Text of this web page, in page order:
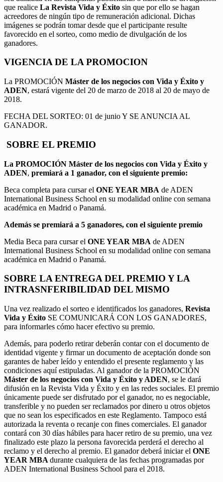
que realice La Revista Vida y Éxito sin que por ello se hagan
acreedores de ningún tipo de remuneración adicional. Dichas
imágenes se podrán tomar desde que el participante resulte
favorecido en el sorteo, como medio de divulgación de los
ganadores.
VIGENCIA DE LA PROMOCION
La PROMOCIÓN Máster de los negocios con Vida y Éxito y
ADEN, estará vigente del 20 de marzo de 2018 al 20 de mayo de
2018.
FECHA DEL SORTEO: 01 de junio Y SE ANUNCIA AL
GANADOR.
SOBRE EL PREMIO
La PROMOCIÓN Máster de los negocios con Vida y Éxito y
ADEN, premiará a 1 ganador, con el siguiente premio:
Beca completa para cursar el ONE YEAR MBA de ADEN
International Business School en su modalidad online con semana
académica en Madrid o Panamá.
Además se premiará a 5 ganadores, con el siguiente premio
Media Beca para cursar el ONE YEAR MBA de ADEN
International Business School en su modalidad online con semana
académica en Madrid o Panamá.
SOBRE LA ENTREGA DEL PREMIO Y LA
INTRASNFERIBILIDAD DEL MISMO
Una vez realizado el sorteo e identificados los ganadores, Revista
Vida y Éxito SE COMUNICARÁ CON LOS GANADORES,
para informarles cómo hacer efectivo su premio.
Además, para poderlo retirar deberán contar con el documento de
identidad vigente y firmar un documento de aceptación donde son
garantes de haber leído y entendido el presente reglamento y las
condiciones aquí estipuladas. Al ganador de la PROMOCIÓN
Máster de los negocios con Vida y Éxito y ADEN, se le dará
difusión en la Revista Vida y Éxito y en las redes sociales. El premio
únicamente puede ser disfrutado por el ganador, no es negociable,
transferible y no pueden ser reclamados por dinero u otros objetos
que no sean los especificados en este Reglamento. Tampoco está
autorizada la reventa o recanje con fines comerciales. El ganador
contará con 30 días hábiles para hacer retiro de su premio, una vez
finalizado este plazo la persona favorecida perderá el derecho al
reclamo y el derecho al premio. El ganador deberá iniciar el ONE
YEAR MBA durante cualquiera de las fechas programadas por
ADEN International Business School para el 2018.